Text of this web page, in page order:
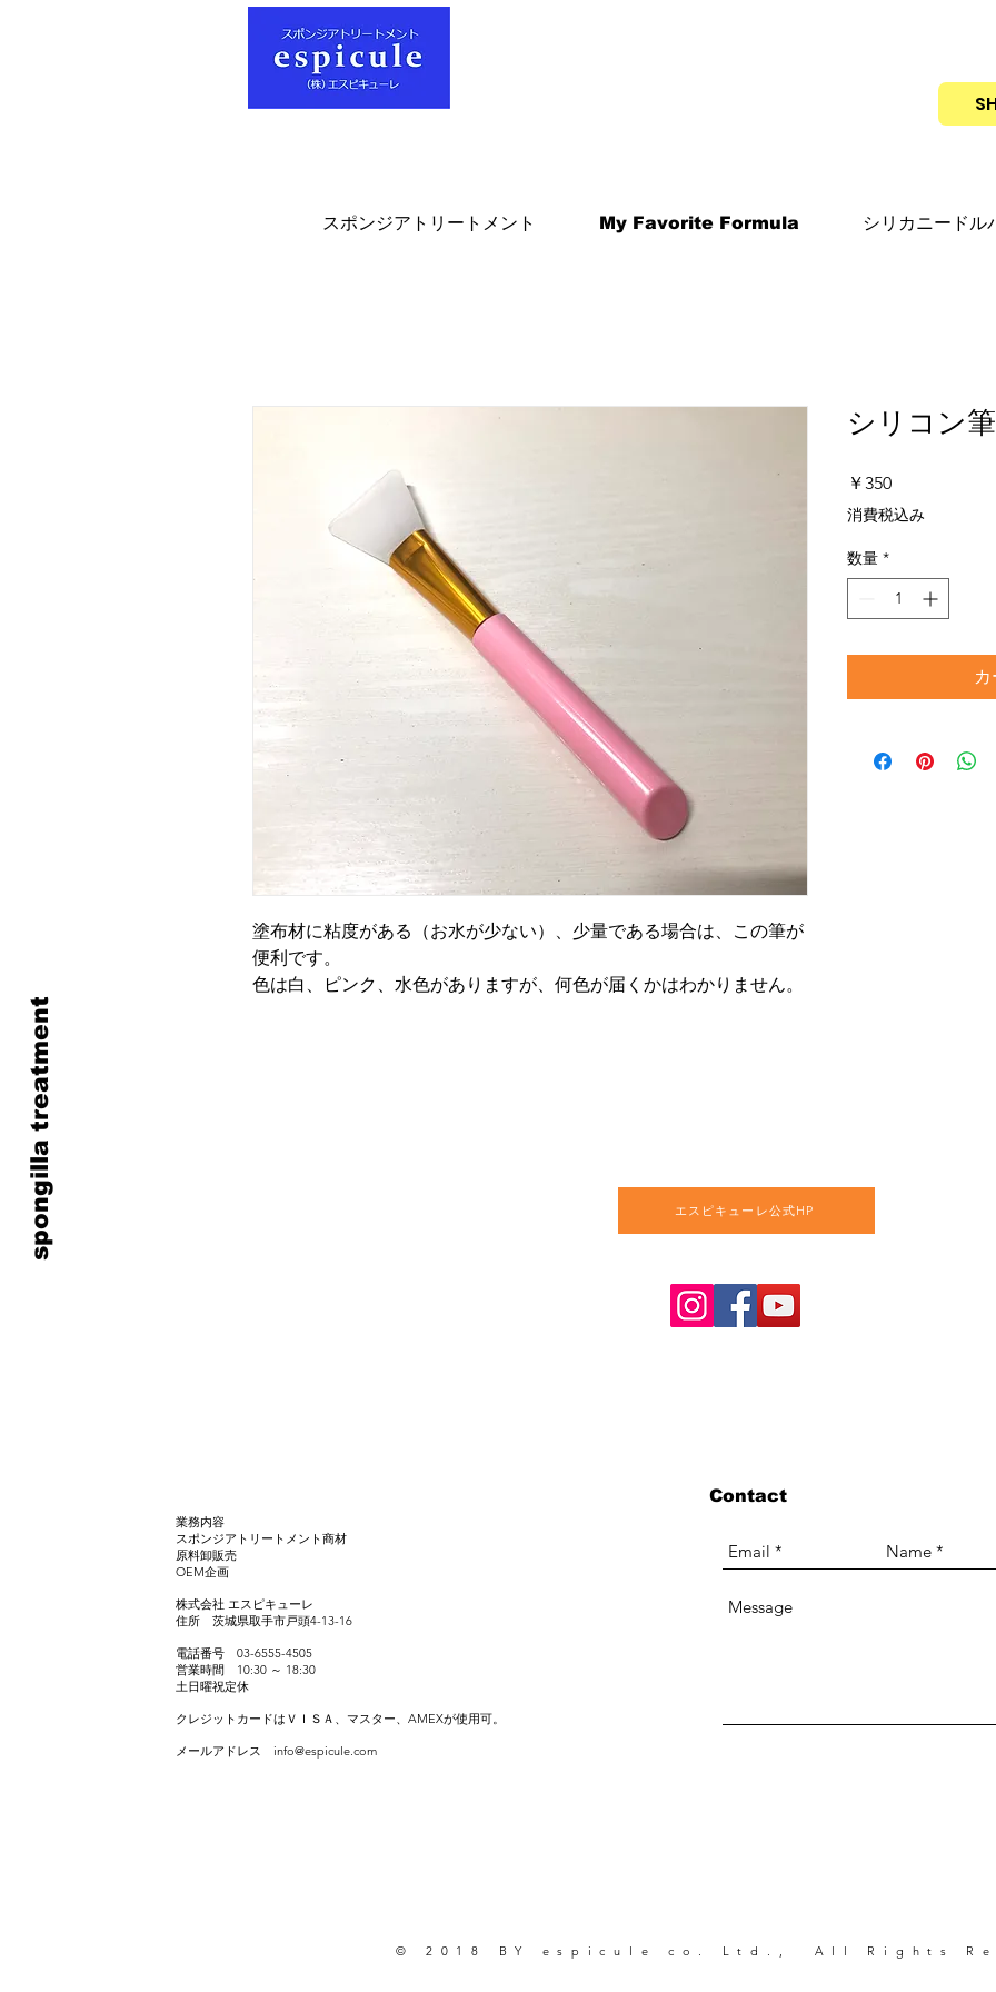
スポンジアトリートメント My Favorite Formula シリカニードル
spongilla treatment
塗布材に粘度がある（お水が少ない）、少量である場合は、この筆が
便利です。
色は白、ピンク、水色がありますが、何色が届くかはわかりません。
シリコン
￥350価
格
消費税込み
数量 *
エスピキューレ公式HP
業務内容
スポンジアトリートメント商材
原料卸販売
​OEM企画
株式会社 エスピキューレ
住所 茨城県取手市戸頭4-13-16
電話番号 03-6555-4505
営業時間 10:30 ～ 18:30
土日曜祝定休
クレジットカードはＶＩＳＡ、マスター、AMEXが使用可。
メールアドレス info@espicule.com
Contact
© 2018 BY espicule co. Ltd., All Rights